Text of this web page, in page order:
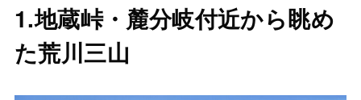
1.地蔵峠・麓分岐付近から眺め
た荒川三山